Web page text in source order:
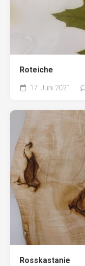
Roteiche
17. Juni 2021
Rosskastanie